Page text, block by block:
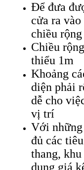
Để đưa
cửa ra
chiều
Chiều
thiểu 1m
Khoảng
diện phải
dễ cho
vị trí
Với những
đủ các
thang,
dụng giá